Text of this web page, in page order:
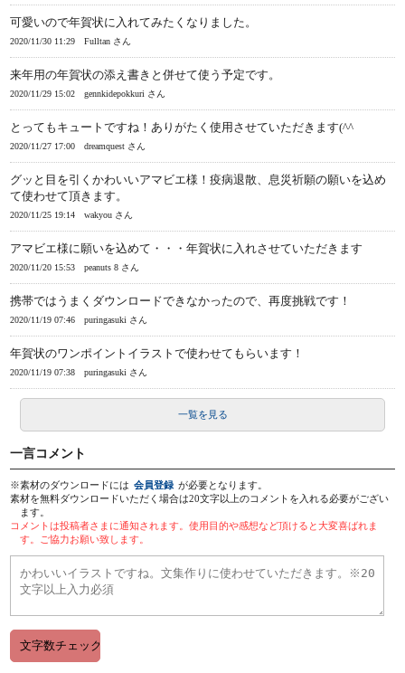
可愛いので年賀状に入れてみたくなりました。
2020/11/30 11:29 Fulltan さん
来年用の年賀状の添え書きと併せて使う予定です。
2020/11/29 15:02 gennkidepokkuri さん
とってもキュートですね！ありがたく使用させていただきます(^^
2020/11/27 17:00 dreamquest さん
グッと目を引くかわいいアマビエ様！疫病退散、息災祈願の願いを込め
て使わせて頂きます。
2020/11/25 19:14 wakyou さん
アマビエ様に願いを込めて・・・年賀状に入れさせていただきます
2020/11/20 15:53 peanuts 8 さん
携帯ではうまくダウンロードできなかったので、再度挑戦です！
2020/11/19 07:46 puringasuki さん
年賀状のワンポイントイラストで使わせてもらいます！
2020/11/19 07:38 puringasuki さん
一覧を見る
一言コメント
※素材のダウンロードには 会員登録 が必要となります。
素材を無料ダウンロードいただく場合は20文字以上のコメントを入れる必要がござい
ます。
コメントは投稿者さまに通知されます。使用目的や感想など頂けると大変喜ばれま
す。ご協力お願い致します。